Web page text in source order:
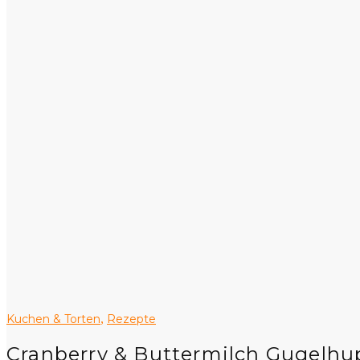
Kuchen & Torten, Rezepte
Cranberry & Buttermilch